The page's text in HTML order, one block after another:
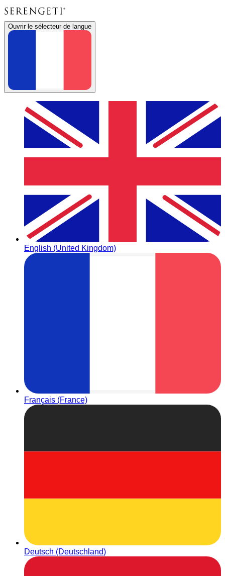
Ouvrir le sélecteur de langue
English (United Kingdom)
Français (France)
Deutsch (Deutschland)